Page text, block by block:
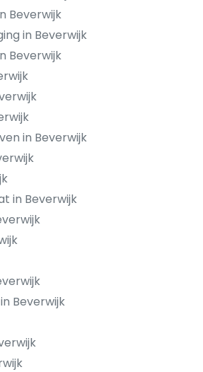
Beverwijk
in Beverwijk
Beverwijk
in Beverwijk
in Beverwijk
Beverwijk